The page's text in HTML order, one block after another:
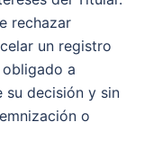
rechazar
un registro
a
su decisión y sin
o